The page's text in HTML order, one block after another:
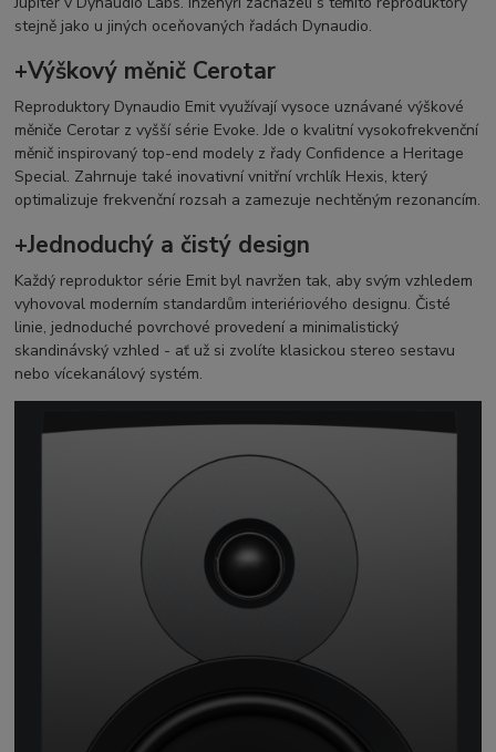
stejně jako u jiných oceňovaných řadách Dynaudio.
+Výškový měnič Cerotar
Reproduktory Dynaudio Emit využívají vysoce uznávané výškové
měniče Cerotar z vyšší série Evoke. Jde o kvalitní vysokofrekvenční
měnič inspirovaný top-end modely z řady Confidence a Heritage
Special. Zahrnuje také inovativní vnitřní vrchlík Hexis, který
optimalizuje frekvenční rozsah a zamezuje nechtěným rezonancím.
+Jednoduchý a čistý design
Každý reproduktor série Emit byl navržen tak, aby svým vzhledem
vyhovoval moderním standardům interiériového designu. Čisté
linie, jednoduché povrchové provedení a minimalistický
skandinávský vzhled - ať už si zvolíte klasickou stereo sestavu
nebo vícekanálový systém.